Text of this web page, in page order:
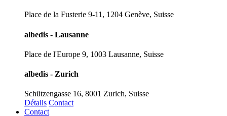
Place de la Fusterie 9-11, 1204 Genève, Suisse
albedis - Lausanne
Place de l'Europe 9, 1003 Lausanne, Suisse
albedis - Zurich
Schützengasse 16, 8001 Zurich, Suisse
Détails Contact
Contact